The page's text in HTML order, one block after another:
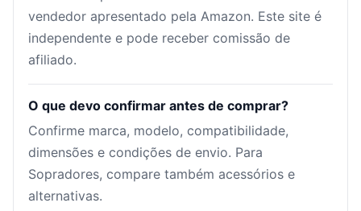
vendedor apresentado pela Amazon. Este site é
independente e pode receber comissão de
afiliado.
O que devo confirmar antes de comprar?
Confirme marca, modelo, compatibilidade,
dimensões e condições de envio. Para
Sopradores, compare também acessórios e
alternativas.